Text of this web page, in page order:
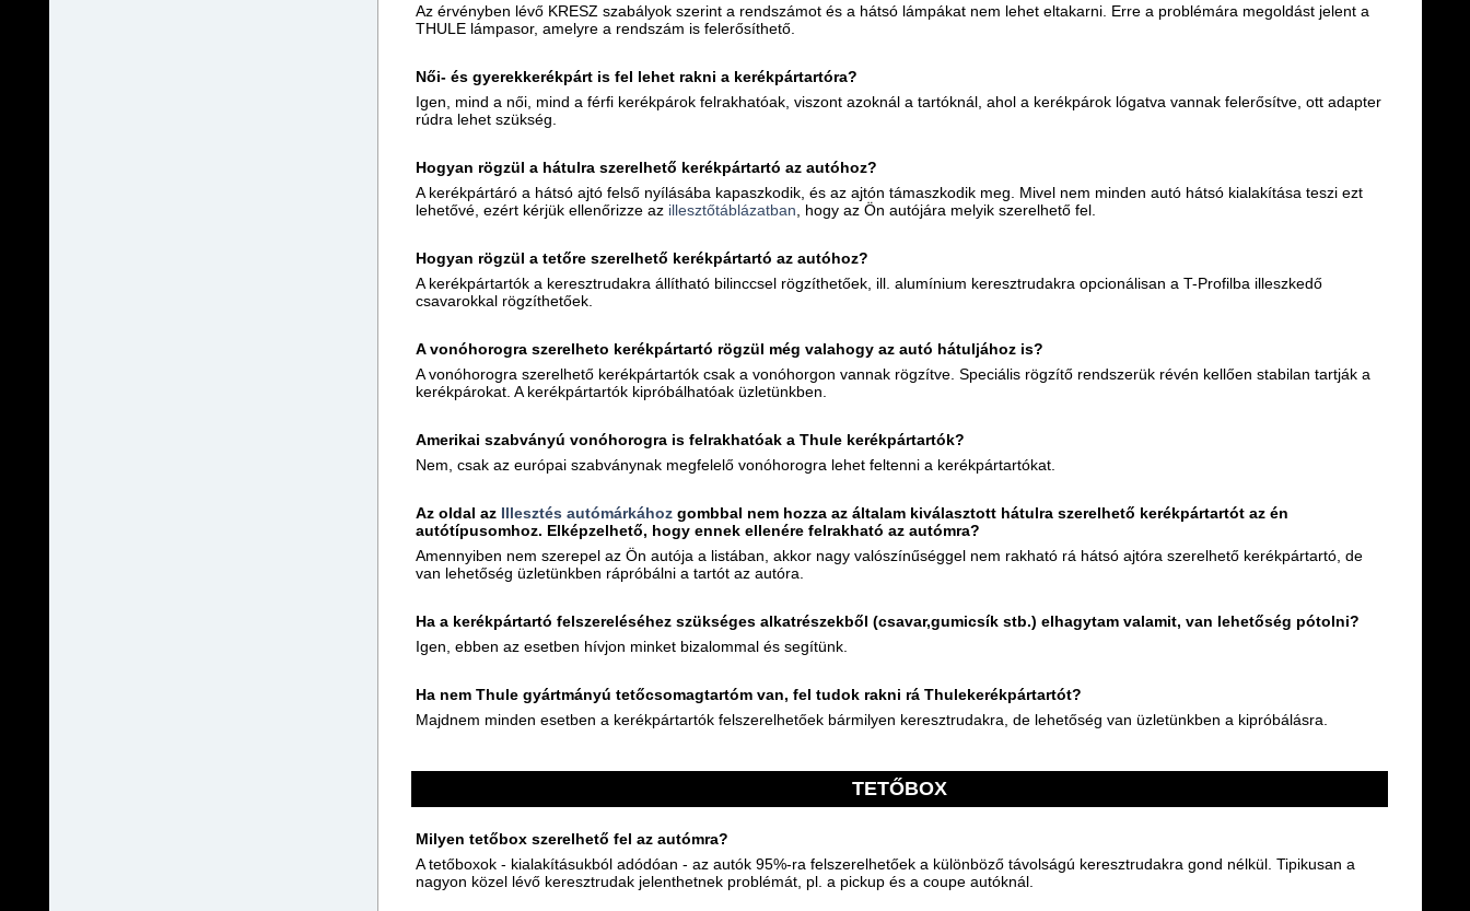
Az érvényben lévő KRESZ szabályok szerint a rendszámot és a hátsó lámpákat nem lehet eltakarni. Erre a problémára megoldást jelent a
THULE lámpasor, amelyre a rendszám is felerősíthető.
Női- és gyerekkerékpárt is fel lehet rakni a kerékpártartóra?
Igen, mind a női, mind a férfi kerékpárok felrakhatóak, viszont azoknál a tartóknál, ahol a kerékpárok lógatva vannak felerősítve, ott adapter
rúdra lehet szükség.
Hogyan rögzül a hátulra szerelhető kerékpártartó az autóhoz?
A kerékpártáró a hátsó ajtó felső nyílásába kapaszkodik, és az ajtón támaszkodik meg. Mivel nem minden autó hátsó kialakítása teszi ezt
lehetővé, ezért kérjük ellenőrizze az illesztőtáblázatban , hogy az Ön autójára melyik szerelhető fel.
Hogyan rögzül a tetőre szerelhető kerékpártartó az autóhoz?
A kerékpártartók a keresztrudakra állítható bilinccsel rögzíthetőek, ill. alumínium keresztrudakra opcionálisan a T-Profilba illeszkedő
csavarokkal rögzíthetőek.
A vonóhorogra szerelheto kerékpártartó rögzül még valahogy az autó hátuljához is?
A vonóhorogra szerelhető kerékpártartók csak a vonóhorgon vannak rögzítve. Speciális rögzítő rendszerük révén kellően stabilan tartják a
kerékpárokat. A kerékpártartók kipróbálhatóak üzletünkben.
Amerikai szabványú vonóhorogra is felrakhatóak a Thule kerékpártartók?
Nem, csak az európai szabványnak megfelelő vonóhorogra lehet feltenni a kerékpártartókat.
Az oldal az Illesztés autómárkáhozgombbal nem hozza az általam kiválasztott hátulra szerelhető kerékpártartót az én
autótípusomhoz. Elképzelhető, hogy ennek ellenére felrakható az autómra?
Amennyiben nem szerepel az Ön autója a listában, akkor nagy valószínűséggel nem rakható rá hátsó ajtóra szerelhető kerékpártartó, de
van lehetőség üzletünkben rápróbálni a tartót az autóra.
Ha a kerékpártartó felszereléséhez szükséges alkatrészekből (csavar,gumicsík stb.) elhagytam valamit, van lehetőség pótolni?
Igen, ebben az esetben hívjon minket bizalommal és segítünk.
Ha nem Thule gyártmányú tetőcsomagtartóm van, fel tudok rakni rá Thulekerékpártartót?
Majdnem minden esetben a kerékpártartók felszerelhetőek bármilyen keresztrudakra, de lehetőség van üzletünkben a kipróbálásra.
TETŐBOX
Milyen tetőbox szerelhető fel az autómra?
A tetőboxok - kialakításukból adódóan - az autók 95%-ra felszerelhetőek a különböző távolságú keresztrudakra gond nélkül. Tipikusan a
nagyon közel lévő keresztrudak jelenthetnek problémát, pl. a pickup és a coupe autóknál.